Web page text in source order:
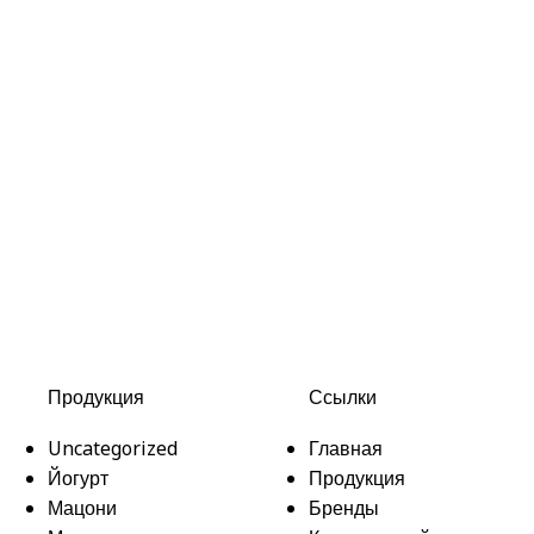
Продукция
Uncategorized
Йогурт
Мацони
Ссылки
Главная
Продукция
Бренды